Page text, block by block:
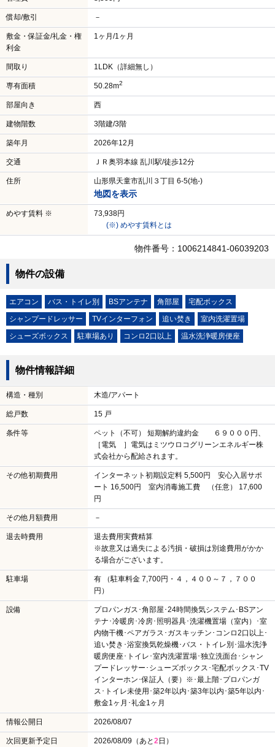
償却/敷引 －
敷金・保証金/礼金・権
利金
1ヶ月/1ヶ月
間取り 1LDK（詳細無し）
専有面積 50.28m2
部屋向き 西
建物階数 3階建/3階
築年月 2026年12月
交通 ＪＲ奥羽本線 乱川駅/徒歩12分
住所 山形県天童市乱川３丁目 6-5(地-)
地図を表示
めやす賃料 ※
73,938円
(※) めやす賃料とは
物件番号：1006214841-06039203
物件の設備
エアコン バス・トイレ別 BSアンテナ 角部屋
宅配ボックス
シャンプードレッサー
TVインターフォン 追い焚き
室内洗濯置場
シューズボックス
駐車場あり コンロ2口以上 温水洗浄暖房便座
物件情報詳細
構造・種別 木造/アパート
総戸数 15 戸
条件等
ペット（不可） 短期解約違約金 ６９０００円、
［電気 ］電気はミツウロコグリーンエネルギー株
式会社から配給されます。
その他初期費用
インターネット初期設定料 5,500円 安心入居サポ
ート 16,500円 室内消毒施工費 （任意） 17,600
円
その他月額費用 －
退去時費用
退去費用実費精算
※故意又は過失による汚損・破損は別途費用がかか
る場合がございます。
駐車場
有 （駐車料金 7,700円・４，４００～７，７００
円）
設備
プロパンガス･角部屋･24時間換気システム･BSアン
テナ･冷暖房･冷房･照明器具･洗濯機置場（室内）･室
内物干機･ペアガラス･ガスキッチン･コンロ2口以上･
追い焚き･浴室換気乾燥機･バス・トイレ別･温水洗浄
暖房便座･トイレ･室内洗濯置場･独立洗面台･シャン
プードレッサー･シューズボックス･宅配ボックス･TV
インターホン･保証人（要）※･最上階･プロパンガ
ス･トイレ未使用･築2年以内･築3年以内･築5年以内･
敷金1ヶ月･礼金1ヶ月
情報公開日 2026/08/07
次回更新予定日 2026/08/09（あと2日）